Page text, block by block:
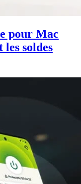
pour Mac
les soldes